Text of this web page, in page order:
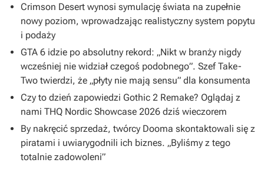
Crimson Desert wynosi symulację świata na zupełnie
nowy poziom, wprowadzając realistyczny system popytu
i podaży
GTA 6 idzie po absolutny rekord: „Nikt w branży nigdy
wcześniej nie widział czegoś podobnego”. Szef Take-
Two twierdzi, że „płyty nie mają sensu” dla konsumenta
Czy to dzień zapowiedzi Gothic 2 Remake? Oglądaj z
nami THQ Nordic Showcase 2026 dziś wieczorem
By nakręcić sprzedaż, twórcy Dooma skontaktowali się z
piratami i uwiarygodnili ich biznes. „Byliśmy z tego
totalnie zadowoleni”